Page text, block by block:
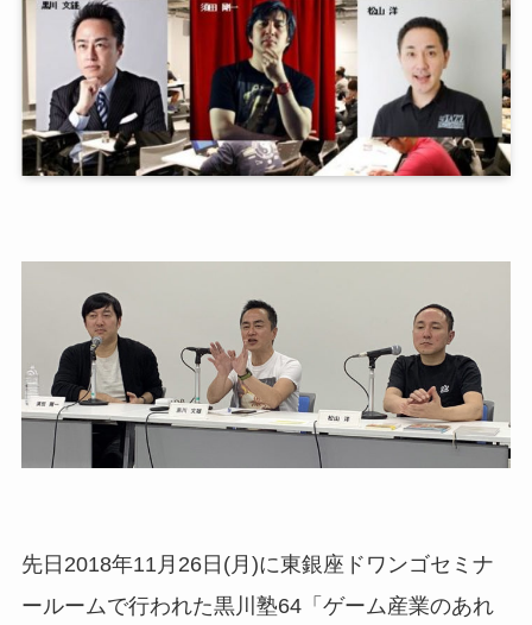
先日2018年11月26日(月)に東銀座ドワンゴセミナ
ールームで行われた黒川塾64「ゲーム産業のあれ